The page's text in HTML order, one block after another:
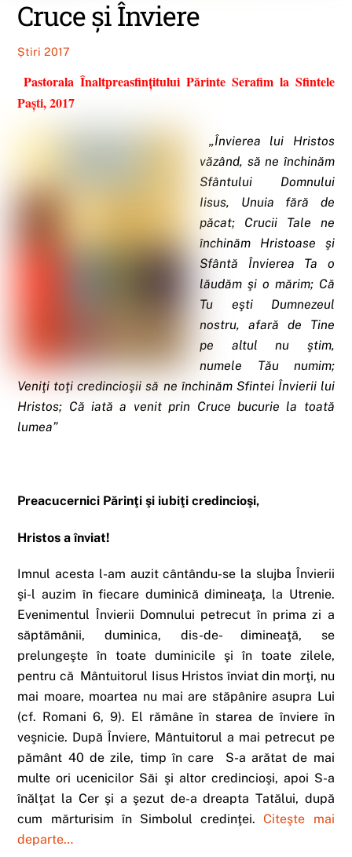
Cruce și Înviere
Știri 2017
Pastorala Înaltpreasfințitului Părinte Serafim la Sfintele
Paști, 2017
„Învierea lui Hristos
văzând, să ne închinăm
Sfântului Domnului
Iisus, Unuia fără de
păcat; Crucii Tale ne
închinăm Hristoase şi
Sfântă Învierea Ta o
lăudăm şi o mărim; Că
Tu eşti Dumnezeul
nostru, afară de Tine
pe altul nu ştim,
numele Tău numim;
Veniţi toţi credincioşii să ne închinăm Sfintei Învierii lui
Hristos; Că iată a venit prin Cruce bucurie la toată
lumea”
Preacucernici Părinţi şi iubiţi credincioşi,
Hristos a înviat!
Imnul acesta l-am auzit cântându-se la slujba Învierii
şi-l auzim în fiecare duminică dimineaţa, la Utrenie.
Evenimentul Învierii Domnului petrecut în prima zi a
săptămânii, duminica, dis-de- dimineaţă, se
prelungeşte în toate duminicile şi în toate zilele,
pentru că Mântuitorul Iisus Hristos înviat din morţi, nu
mai moare, moartea nu mai are stăpânire asupra Lui
(cf. Romani 6, 9). El rămâne în starea de înviere în
veşnicie. După Înviere, Mântuitorul a mai petrecut pe
pământ 40 de zile, timp în care S-a arătat de mai
multe ori ucenicilor Săi şi altor credincioşi, apoi S-a
înălţat la Cer şi a şezut de-a dreapta Tatălui, după
cum mărturisim în Simbolul credinţei.Citeşte mai
departe…